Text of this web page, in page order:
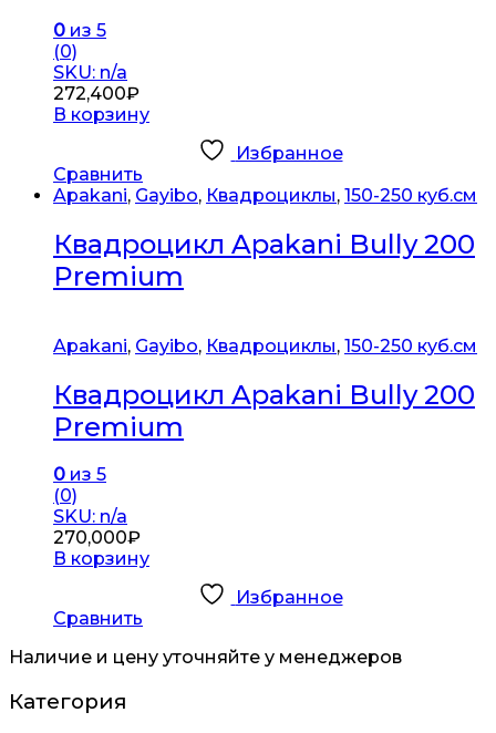
0 из 5
(0)
SKU: n/a
272,400₽
В корзину
Избранное
Сравнить
Apakani, Gayibo, Квадроциклы, 150-250 куб.см
Квадроцикл Apakani Bully 200
Premium
Apakani, Gayibo, Квадроциклы, 150-250 куб.см
Квадроцикл Apakani Bully 200
Premium
0 из 5
(0)
SKU: n/a
270,000₽
В корзину
Избранное
Сравнить
Наличие и цену уточняйте у менеджеров
Категория